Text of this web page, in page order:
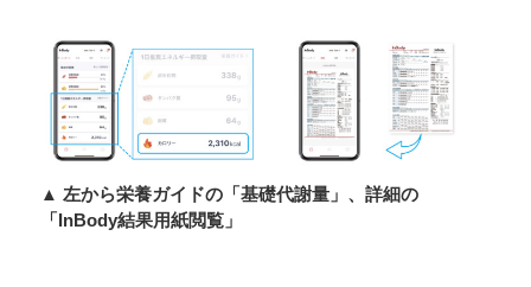
▲ 左から栄養ガイドの「基礎代謝量」、詳細の
「InBody結果用紙閲覧」